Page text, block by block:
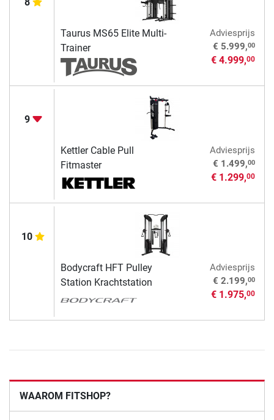
8
Taurus MS65 Elite Multi-
Trainer
Adviesprijs
€ 5.999,00
€ 4.999,00
9
Kettler Cable Pull
Fitmaster
Adviesprijs
€ 1.499,00
€ 1.299,00
10
Bodycraft HFT Pulley
Station Krachtstation
Adviesprijs
€ 2.199,00
€ 1.975,00
WAAROM FITSHOP?